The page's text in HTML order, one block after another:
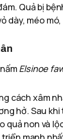
Quả bị
dày, méo
Elsinoe
cách xâm
hở. Sau
quả non và